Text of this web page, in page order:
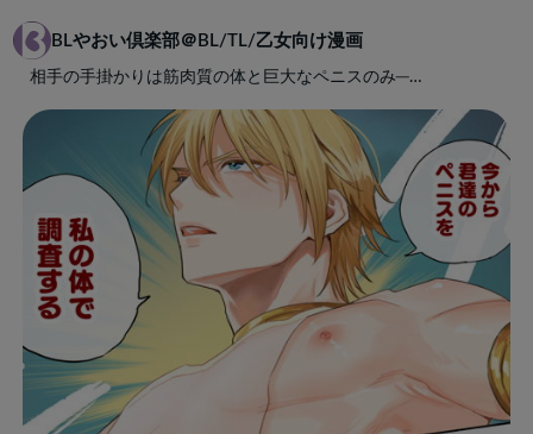
BLやおい倶楽部＠BL/TL/乙女向け漫画
相手の手掛かりは筋肉質の体と巨大なペニスのみ─…